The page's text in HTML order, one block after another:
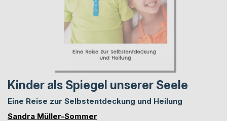
Kinder als Spiegel unserer Seele
Eine Reise zur Selbstentdeckung und Heilung
Sandra Müller-Sommer